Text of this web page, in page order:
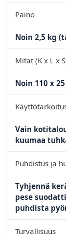
Paino
Noin 2,5 kg
Mitat (K x L x
Noin 110 x
Vain
kuumaa
Puhdistus ja
Tyhjennä
pese
puhdista
Turvallisuus